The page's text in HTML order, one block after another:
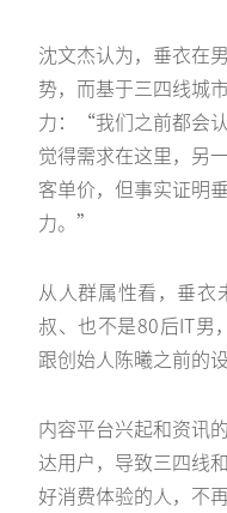
沈文杰认为，垂衣在
势，而基于三四线城
力：“我们之前都会
觉得需求在这里，另
客单价，但事实证明
力。”
从人群属性看，垂衣
叔、也不是80后IT男
跟创始人陈曦之前的
内容平台兴起和资讯
达用户，导致三四线
好消费体验的人，不